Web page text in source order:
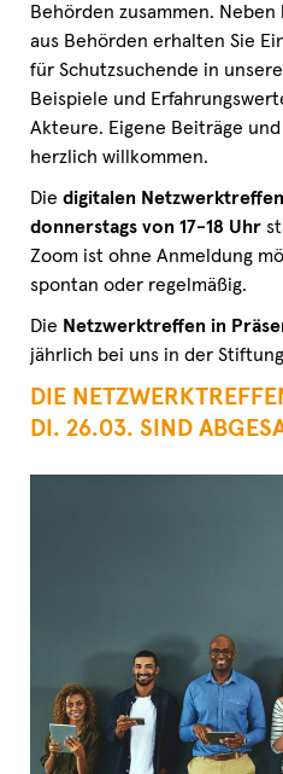
Behörden zusammen.
aus Behörden erhalten Sie
für Schutzsuchende in
Beispiele und
Akteure. Eigene Beiträge
herzlich willkommen.
Die digitalen Netzwerktreffen
donnerstags von 17-18 Uhr
Zoom ist ohne Anmeldung
spontan oder regelmäßig.
Die Netzwerktreffen in
jährlich bei uns in der
DIE
DI. 26.03. SIND